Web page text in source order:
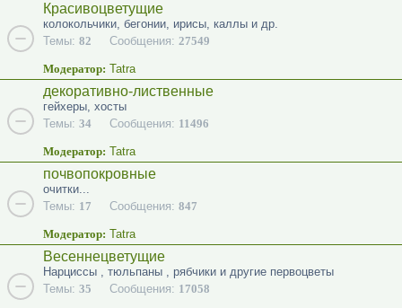
Красивоцветущие
колокольчики, бегонии, ирисы, каллы и др.
Темы: 82 Сообщения: 27549
Модератор: Tatra
декоративно-лиственные
гейхеры, хосты
Темы: 34 Сообщения: 11496
Модератор: Tatra
почвопокровные
очитки...
Темы: 17 Сообщения: 847
Модератор: Tatra
Весеннецветущие
Нарциссы , тюльпаны , рябчики и другие первоцветы
Темы: 35 Сообщения: 17058